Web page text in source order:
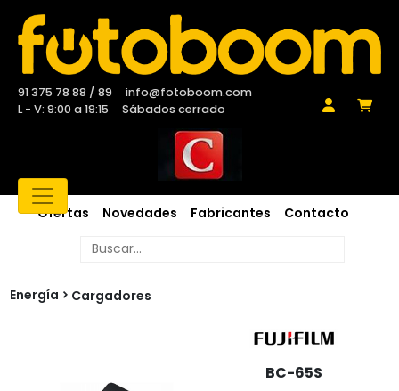
91 375 78 88 / 89
info@fotoboom.com
L - V: 9:00 a 19:15
Sábados cerrado
Ofertas Novedades Fabricantes Contacto
Energía Cargadores
BC-65S